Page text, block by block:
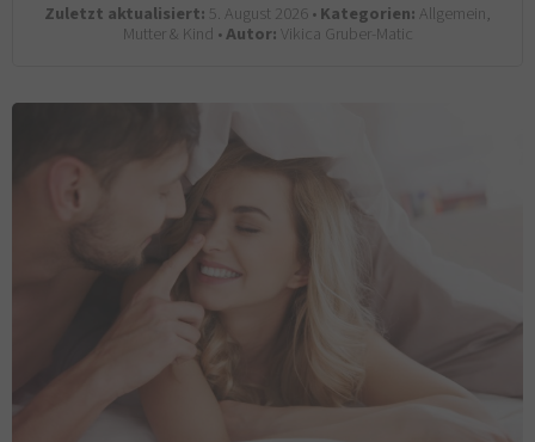
Zuletzt aktualisiert: 5. August 2026 •Kategorien: Allgemein,
Mutter & Kind •Autor:Vikica Gruber-Matic